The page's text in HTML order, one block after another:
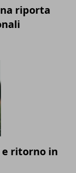
riporta
e ritorno in